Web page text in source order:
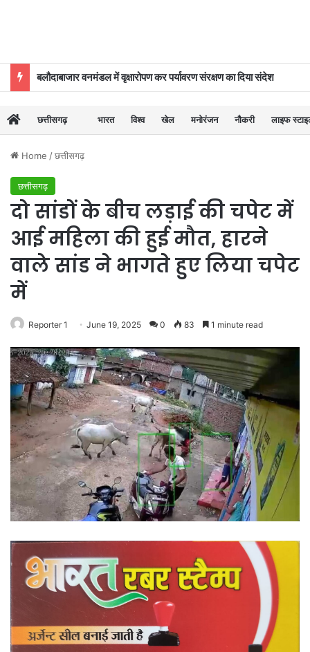
बलौदाबाजार वनमंडल में वृक्षारोपण कर पर्यावरण संरक्षण का दिया संदेश
छत्तीसगढ़ भारत विश्व खेल मनोरंजन नौकरी लाइफ
Home /छत्तीसगढ़
छत्तीसगढ़
दो सांडों के बीच लड़ाई की चपेट में
आई महिला की हुई मौत, हारने
वाले सांड ने भागते हुए लिया चपेट
में
Reporter 1 June 19, 2025 0 83 1 minute read